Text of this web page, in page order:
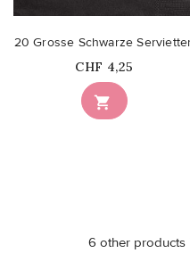

20 Grosse Schwarze
Price
CHF 4,25
6 other products